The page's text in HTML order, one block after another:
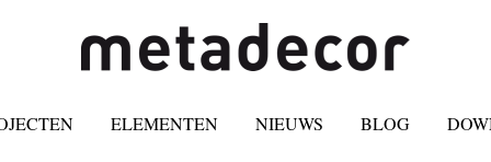
ELEMENTEN NIEUWS BLOG